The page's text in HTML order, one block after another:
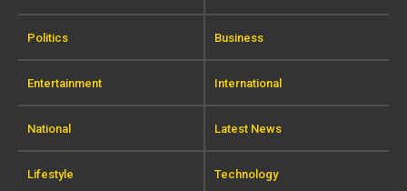
Politics Business
Entertainment International
National Latest News
Lifestyle Technology